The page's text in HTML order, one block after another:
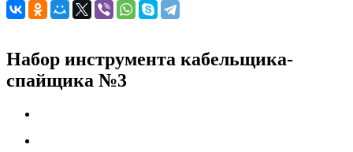
Набор инструмента кабельщика-
спайщика №3